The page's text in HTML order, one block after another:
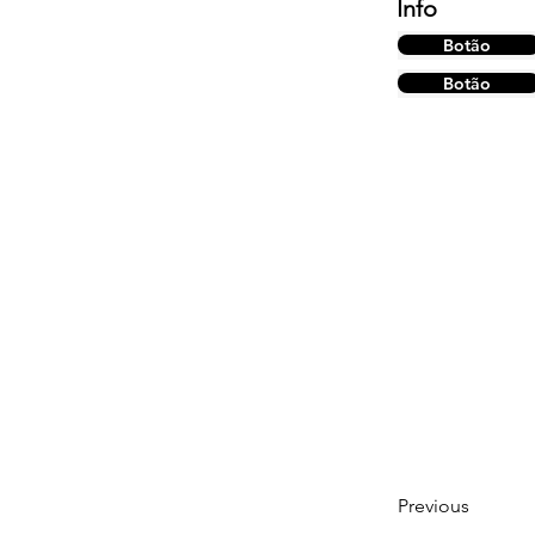
Info
Botão
Botão
Previous